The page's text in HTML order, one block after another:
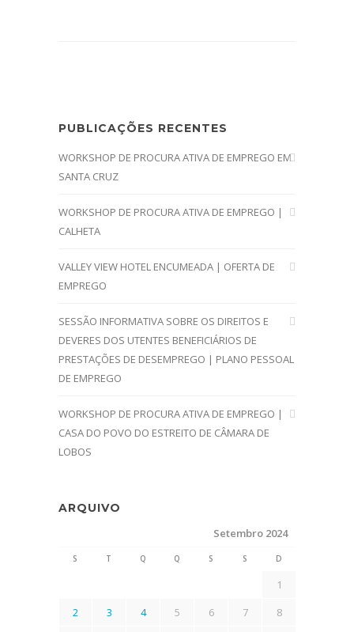
PUBLICAÇÕES RECENTES
WORKSHOP DE PROCURA ATIVA DE EMPREGO EM
SANTA CRUZ
WORKSHOP DE PROCURA ATIVA DE EMPREGO |
CALHETA
VALLEY VIEW HOTEL ENCUMEADA | OFERTA DE
EMPREGO
SESSÃO INFORMATIVA SOBRE OS DIREITOS E
DEVERES DOS UTENTES BENEFICIÁRIOS DE
PRESTAÇÕES DE DESEMPREGO | PLANO PESSOAL
DE EMPREGO
WORKSHOP DE PROCURA ATIVA DE EMPREGO |
CASA DO POVO DO ESTREITO DE CÂMARA DE
LOBOS
ARQUIVO
Setembro 2024
S T Q Q S S D
1
2
3 4 5 6 7
8